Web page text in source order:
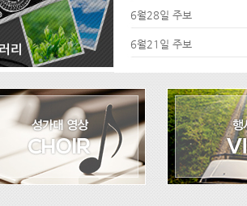
6월28일 주보
6월21일 주보